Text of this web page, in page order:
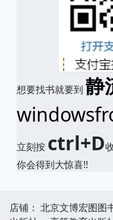
想要找书就要到 静
立刻按 ctrl+D
你会得到大惊喜!!
店铺： 北京文博宏图图